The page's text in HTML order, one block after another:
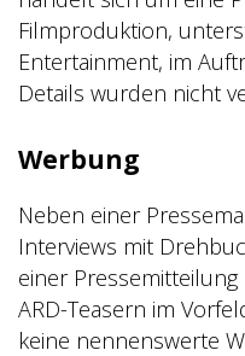
Filmproduktion,
Entertainment, im
Details wurden nicht
Werbung
Neben einer
Interviews mit
einer
ARD-Teasern im
keine nennenswerte